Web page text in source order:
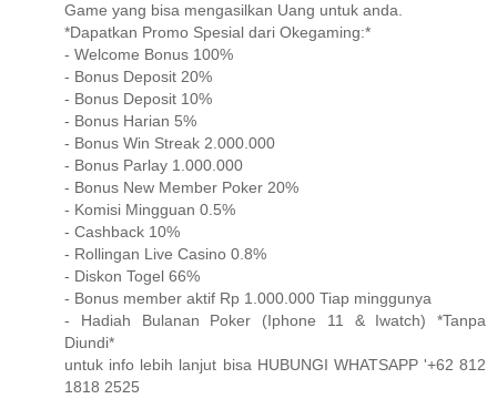
Game yang bisa mengasilkan Uang untuk anda.
*Dapatkan Promo Spesial dari Okegaming:*
- Welcome Bonus 100%
- Bonus Deposit 20%
- Bonus Deposit 10%
- Bonus Harian 5%
- Bonus Win Streak 2.000.000
- Bonus Parlay 1.000.000
- Bonus New Member Poker 20%
- Komisi Mingguan 0.5%
- Cashback 10%
- Rollingan Live Casino 0.8%
- Diskon Togel 66%
- Bonus member aktif Rp 1.000.000 Tiap minggunya
- Hadiah Bulanan Poker (Iphone 11 & Iwatch) *Tanpa
Diundi*
untuk info lebih lanjut bisa HUBUNGI WHATSAPP '+62 812
1818 2525